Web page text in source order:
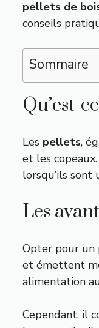
pellets de
conseils
Sommaire
Qu’est-
Les pellets,
et les
lorsqu’ils sont
Les
Opter pour un
et émettent
alimentation
Cependant, il